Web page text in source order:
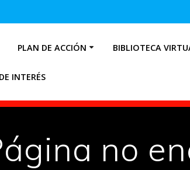
PLAN DE ACCIÓN BIBLIOTECA
INTERÉS
no